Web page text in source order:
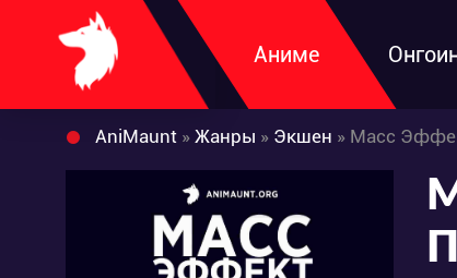
Аниме
AniMaunt » Жанры » Экшен » Масс